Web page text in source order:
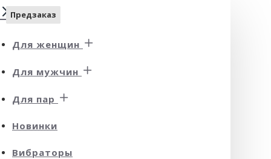
Для женщин
Для мужчин
Для пар
Новинки
Вибраторы
Предзаказ
Предзаказ
Предзаказ
Предзаказ
Предзаказ
Предзаказ